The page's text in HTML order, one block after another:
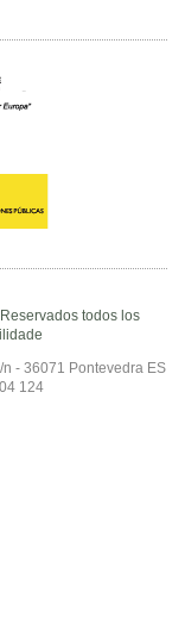
todos los
- 36071 Pontevedra ES
124